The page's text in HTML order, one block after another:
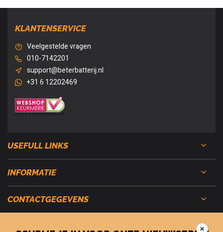
KLANTENSERVICE
Veelgestelde vragen
010-7142201
support@beterbatterij.nl
+31 6 12202469
USEFULL LINKS
INFORMATIE
CONTACTGEGEVENS
✖